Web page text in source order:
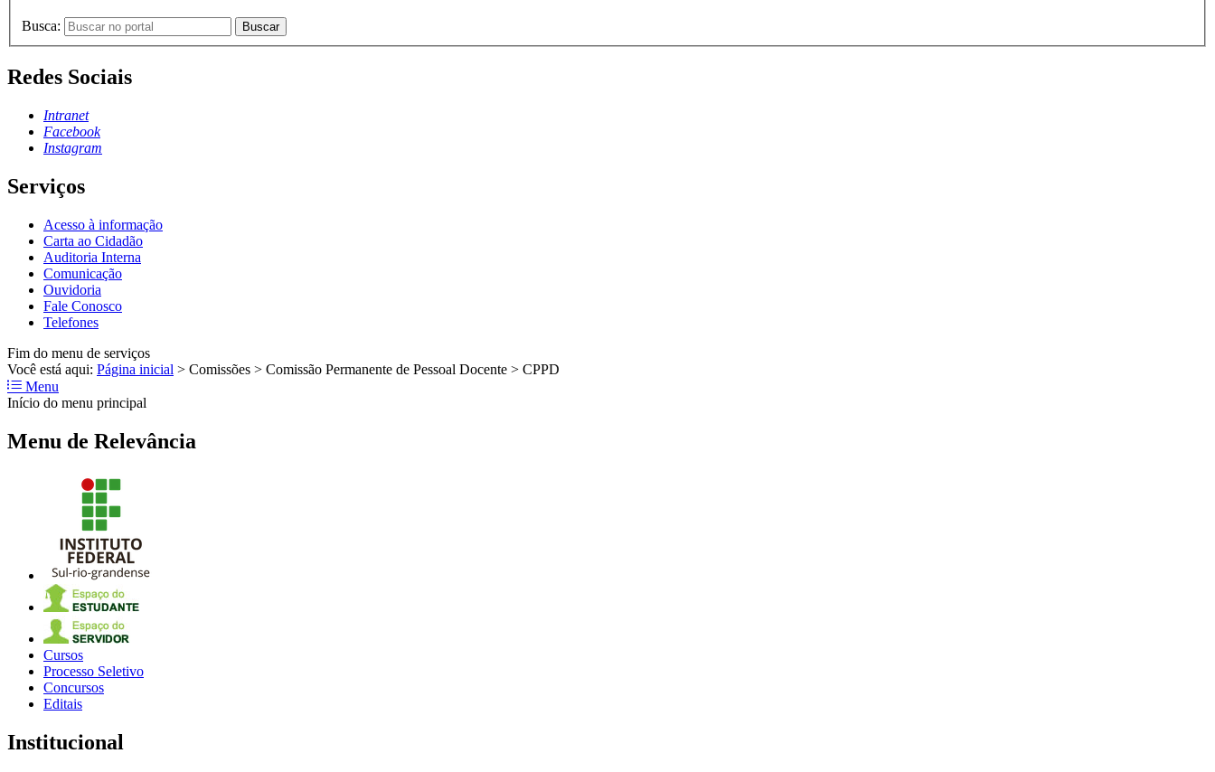
Busca: Buscar
Redes Sociais
Intranet
Facebook
Instagram
Serviços
Acesso à informação
Carta ao Cidadão
Auditoria Interna
Comunicação
Ouvidoria
Fale Conosco
Telefones
Fim do menu de serviços
Você está aqui: Página inicial > Comissões > Comissão Permanente de Pessoal Docente > CPPD
Menu
Início do menu principal
Menu de Relevância
Cursos
Processo Seletivo
Concursos
Editais
Institucional